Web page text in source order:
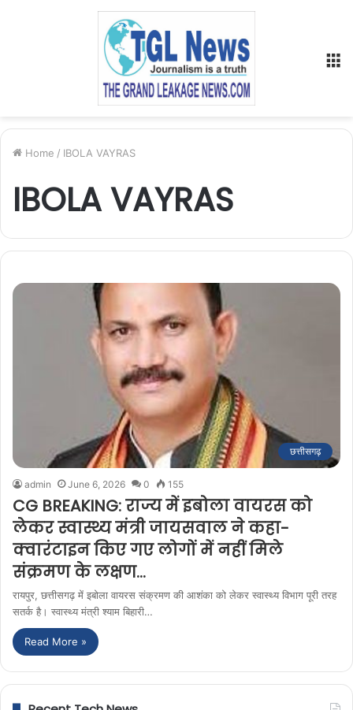
Home / IBOLA VAYRAS
IBOLA VAYRAS
छत्तीसगढ़
admin June 6, 2026 0 155
CG BREAKING: राज्य में इबोला वायरस को
लेकर स्वास्थ्य मंत्री जायसवाल ने कहा-
क्वारंटाइन किए गए लोगों में नहीं मिले
संक्रमण के लक्षण…
रायपुर, छत्तीसगढ़ में इबोला वायरस संक्रमण की आशंका को लेकर स्वास्थ्य विभाग पूरी तरह
सतर्क है। स्वास्थ्य मंत्री श्याम बिहारी…
Read More »